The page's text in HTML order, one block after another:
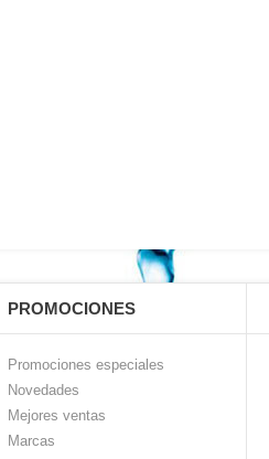
PROMOCIONES
Promociones especiales
Novedades
Mejores ventas
Marcas